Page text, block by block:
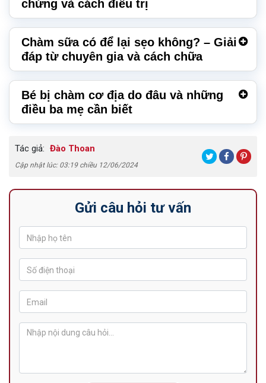
chứng và cách điều trị
Chàm sữa có để lại sẹo không? – Giải
đáp từ chuyên gia và cách chữa
Bé bị chàm cơ địa do đâu và những
điều ba mẹ cần biết
Tác giả: Đào Thoan
Cập nhật lúc: 03:19 chiều 12/06/2024
Gửi câu hỏi tư vấn